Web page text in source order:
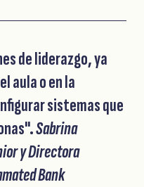
de liderazgo, ya
aula o en la
sistemas que
Sabrina
y Directora
Bank